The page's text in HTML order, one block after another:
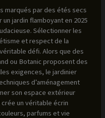
marqués par des étés secs
jardin flamboyant en 2025
Sélectionner les
et respect de la
défi. Alors que des
ou Botanic proposent des
exigences, le jardinier
d’aménagement
son espace extérieur
un véritable écrin
parfums et vie